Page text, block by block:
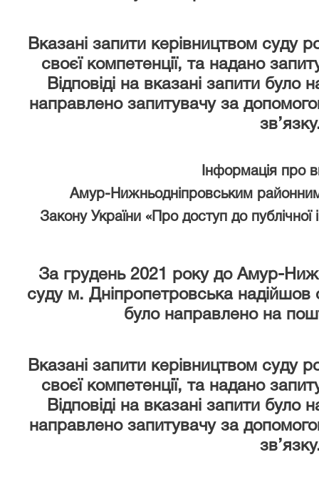
Вказані запити керівництвом суду
своєї компетенції, та надано
Відповіді на вказані запити
направлено запитувачу за
Інформація про
Амур-Нижньодніпровським
Закону України «Про доступ до публічної
За грудень 2021 року до Амур-
суду м. Дніпропетровська надійшов
було направлено на
Вказані запити керівництвом суду
своєї компетенції, та надано
Відповіді на вказані запити
направлено запитувачу за